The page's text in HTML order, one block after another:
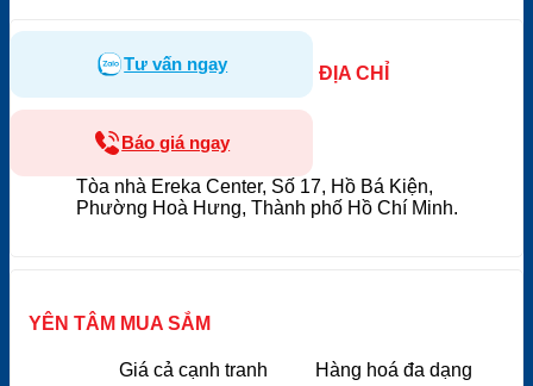
Tư vấn ngay
Báo giá ngay
ĐỊA CHỈ
Tòa nhà Ereka Center, Số 17, Hồ Bá Kiện,
Phường Hoà Hưng, Thành phố Hồ Chí Minh.
YÊN TÂM MUA SẮM
Giá cả cạnh tranh
Hàng hoá đa dạng